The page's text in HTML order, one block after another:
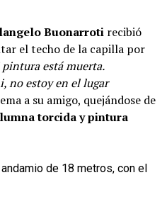
Buonarroti recibió
el techo de la capilla por
pintura está muerta.
no estoy en el lugar
a su amigo, quejándose de
torcida y pintura
andamio de 18 metros, con el